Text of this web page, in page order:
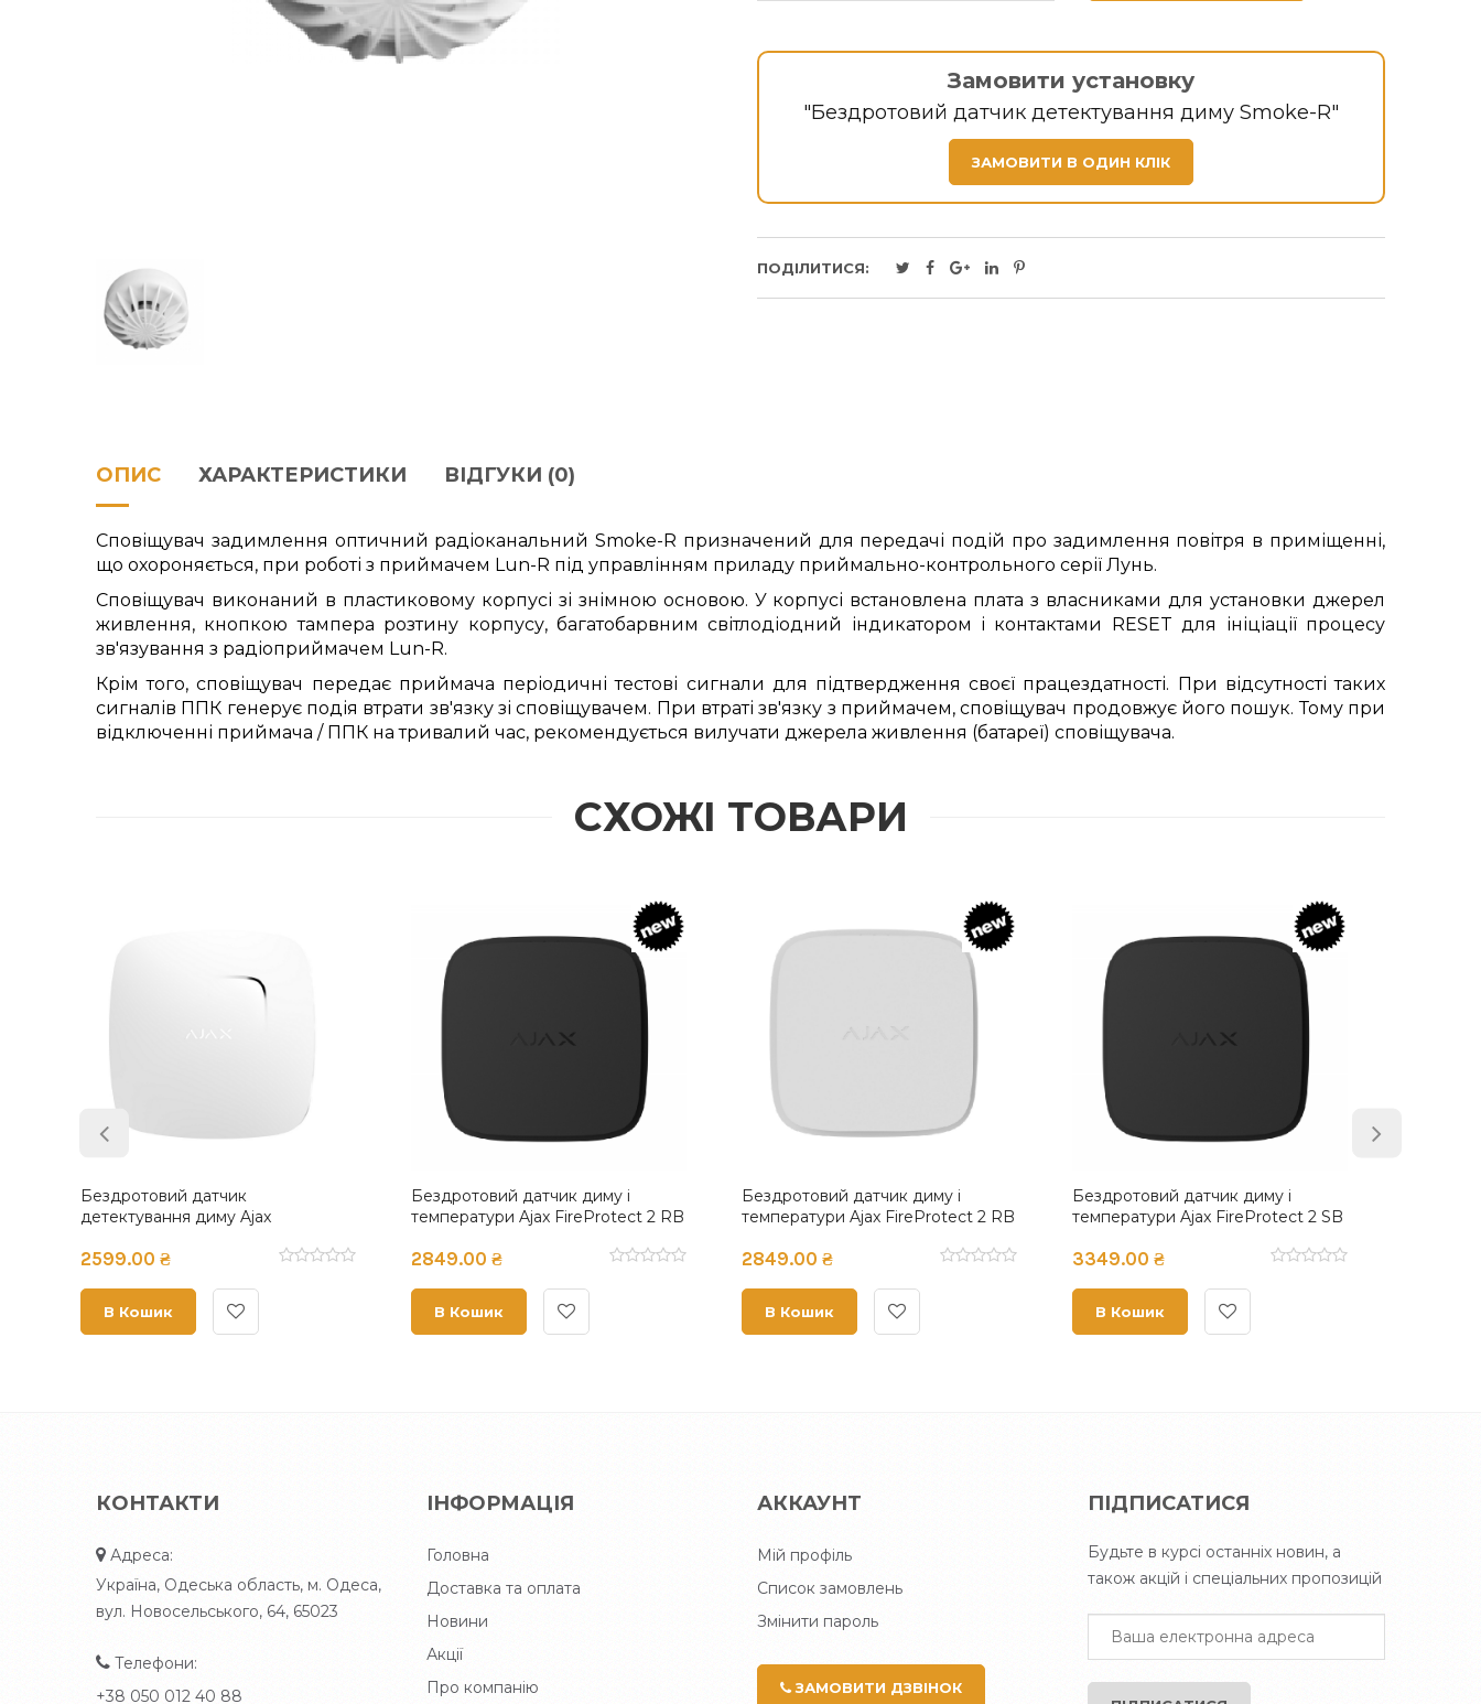
Замовити установку
"Бездротовий датчик детектування диму Smoke-R"
ЗАМОВИТИ В ОДИН КЛІК
ПОДІЛИТИСЯ:
ОПИС ХАРАКТЕРИСТИКИ ВІДГУКИ (0)
Сповіщувач задимлення оптичний радіоканальний Smoke-R призначений для передачі подій про задимлення повітря в приміщенні,
що охороняється, при роботі з приймачем Lun-R під управлінням приладу приймально-контрольного серії Лунь.
Сповіщувач виконаний в пластиковому корпусі зі знімною основою. У корпусі встановлена ​​плата з власниками для установки джерел
живлення, кнопкою тампера розтину корпусу, багатобарвним світлодіодний індикатором і контактами RESET для ініціації процесу
зв'язування з радіоприймачем Lun-R.
Крім того, сповіщувач передає приймача періодичні тестові сигнали для підтвердження своєї працездатності. При відсутності таких
сигналів ППК генерує подія втрати зв'язку зі сповіщувачем. При втраті зв'язку з приймачем, сповіщувач продовжує його пошук. Тому при
відключенні приймача / ППК на тривалий час, рекомендується вилучати джерела живлення (батареї) сповіщувача.
СХОЖІ ТОВАРИ
Бездротовий датчик диму і
температури Ajax FireProtect 2 SB
3349.00 ₴
В Кошик
Бездротовий датчик диму і
температури Ajax FireProtect 2 SB
3349.00 ₴
В Кошик
Бездротовий датчик диму,
температури та чадного газу Ajax
(8EU) Black
4299.00 ₴
В Кошик
Бездротовий датчик диму,
температури та чадного газу Ajax
(8EU) White
4299.00 ₴
В Кошик
КОНТАКТИ
Адреса:
Україна, Одеська область, м. Одеса,
вул. Новосельського, 64, 65023
Телефони:
+38 050 012 40 88
ІНФОРМАЦІЯ
Головна
Доставка та оплата
Новини
Акції
Про компанію
АККАУНТ
Мій профіль
Список замовлень
Змінити пароль
ЗАМОВИТИ ДЗВІНОК
ПІДПИСАТИСЯ
Будьте в курсі останніх новин, а
також акцій і спеціальних пропозицій